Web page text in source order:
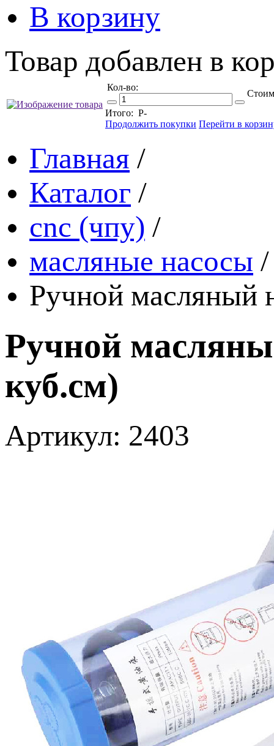
В корзину
Товар добавлен в
Кол-во:
Итого: Р-
Продолжить покупки Перейти в
Главная /
Каталог /
cnc (чпу) /
масляные насосы /
Ручной масляный
Ручной
куб.см)
Артикул: 2403